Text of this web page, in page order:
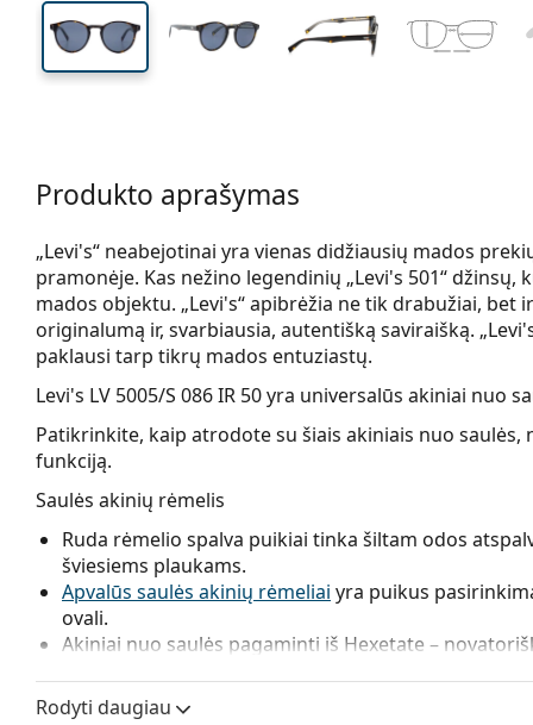
Produkto aprašymas
„Levi's“ neabejotinai yra vienas didžiausių mados
pramonėje. Kas nežino legendinių „Levi's 501“ džinsų,
mados objektu. „Levi's“ apibrėžia ne tik drabužiai, bet
originalumą ir, svarbiausia, autentišką saviraišką.
paklausi tarp tikrų mados entuziastų.
Levi's LV 5005/S 086 IR 50yra universalūs akiniai nuo
Patikrinkite, kaip atrodote su šiais akiniais nuo
funkciją.
Saulės akinių rėmelis
Ruda rėmelio spalva puikiai tinka šiltam odos
šviesiems plaukams.
Apvalūs saulės akinių rėmeliai yra puikus
ovali.
Akiniai nuo saulės pagaminti iš Hexetate –
Spyruokliniai vyriai suteikia kojelėms didesnį
Rodyti daugiau